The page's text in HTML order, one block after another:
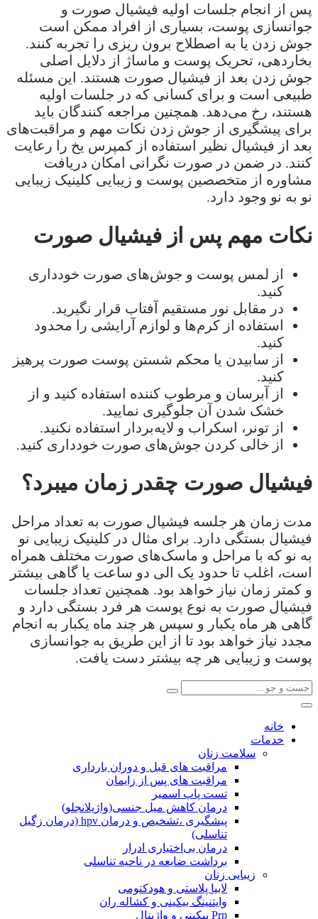
پس از انجام جلسات اولیه فیشیال صورت و
جوانسازی پوست، بسیاری از افراد ممکن است
جوش زدن یا به اصطلاح برون ریزی را تجربه کنند.
بخاردهی، تحریک پوست و ماساژ از دلایل اصلی
جوش زدن بعد از فیشیال صورت هستند. این مسئله
طبیعی است و برای کسانی که در جلسات اولیه
هستند، رخ می‌دهد. همچنین مراجعه کنندگان باید
برای پیشگیری از جوش زدن نکات مهم و مراقبت‌های
بعد از فیشیال نظیر استفاده از کمپرس یخ را رعایت
کنند. در ضمن در صورت نگرانی امکان دریافت
مشاوره از متخصصین پوست و زیبایی کلینیک زیبایی
نو به نو وجود دارد.
نکات مهم پس از فیشیال صورت
از لمس پوست و جوش‌های صورت خودداری
کنید.
در مقابل نور مستقیم آفتاب قرار نگیرید.
استفاده از کرم‌ها و لوازم آرایشی را محدود
کنید.
از سابیدن یا محکم شستن پوست صورت پرهیز
کنید.
از آبرسان و مرطوب کننده استفاده کنید و از
خشک شدن آن جلوگیری نمایید.
از تونر، اسکراب و لایه‌بردار استفاده نکنید.
از خالی کردن جوش‌های صورت خودداری کنید.
فیشیال صورت چقدر زمان میبرد؟
مدت زمان هر جلسه فیشیال صورت به تعداد مراحل
فیشیال بستگی دارد. برای مثال در کلینیک زیبایی نو
به نو که با مراحل و ماسک‌های صورت مختلف همراه
است، اغلب تا حدود یک الی دو ساعت یا گاهی بیشتر
و کمتر زمان نیاز خواهد بود. همچنین تعداد جلسات
فیشیال صورت به نوع پوست هر فرد بستگی دارد و
گاهی هر ماه یکبار و سپس هر چند ماه یکبار به انجام
مجدد نیاز خواهد بود تا از این طریق به جوانسازی
پوست و زیبایی هر چه بیشتر دست یافت.
خانه
خدمات
سلامت زنان
مراقبت های قبل و دوران بارداری
مراقبت های پس از زایمان
تست پاپ اسمیر
درمان کاهش میل جنسی(واژیلانجلو)
پیشگیری ،تشخیص و درمان hpv (درمان زگیل
تناسلی)
درمان بی‌اختیاری ادرار
برداشت ضایعه در ناحیه تناسلی
زیبایی زنان
لابیا پلاستی و هودکتومی
وایتنینگ بیکینی و کشاله ران
Prp بیکینی و واژینال